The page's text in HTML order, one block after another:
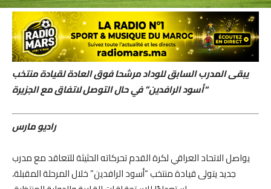
يبقى المدرب السابق للوداد مرشحا فوق العادة لقيادة منتخب
“أسود الرافدين” في حال التوصل لاتفاق مع الجزيرة
راديو مارس
يواصل الاتحاد العراقي لكرة القدم تحركاته الحثيثة للتعاقد مع مدرب
جديد يتولى قيادة منتخب “أسود الرافدين” خلال المرحلة المقبلة،